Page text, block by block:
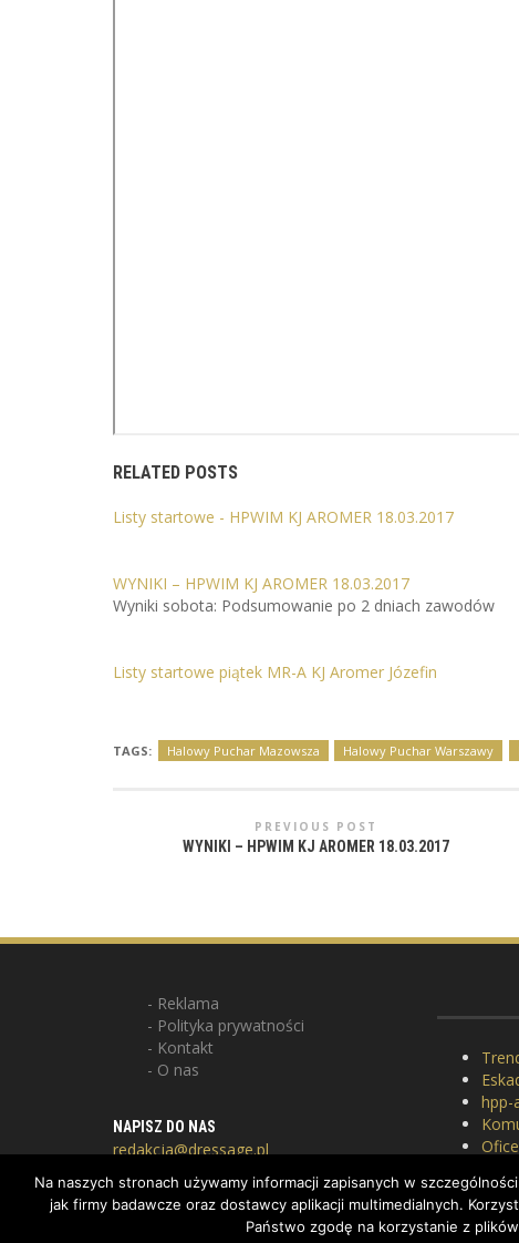
RELATED POSTS
Listy startowe - HPWIM KJ AROMER 18.03.2017
WYNIKI – HPWIM KJ AROMER 18.03.2017
Wyniki sobota: Podsumowanie po 2 dniach zawodów
Listy startowe piątek MR-A KJ Aromer Józefin
TAGS: Halowy Puchar Mazowsza Halowy Puchar Warszawy
PREVIOUS POST
WYNIKI – HPWIM KJ AROMER 18.03.2017
Reklama
Polityka prywatności
Kontakt
O nas
NAPISZ DO NAS
redakcja@dressage.pl
hpp-
Na naszych stronach używamy informacji zapisanych w
jak firmy badawcze oraz dostawcy aplikacji multimedialnych.
Państwo zgodę na korzystanie z